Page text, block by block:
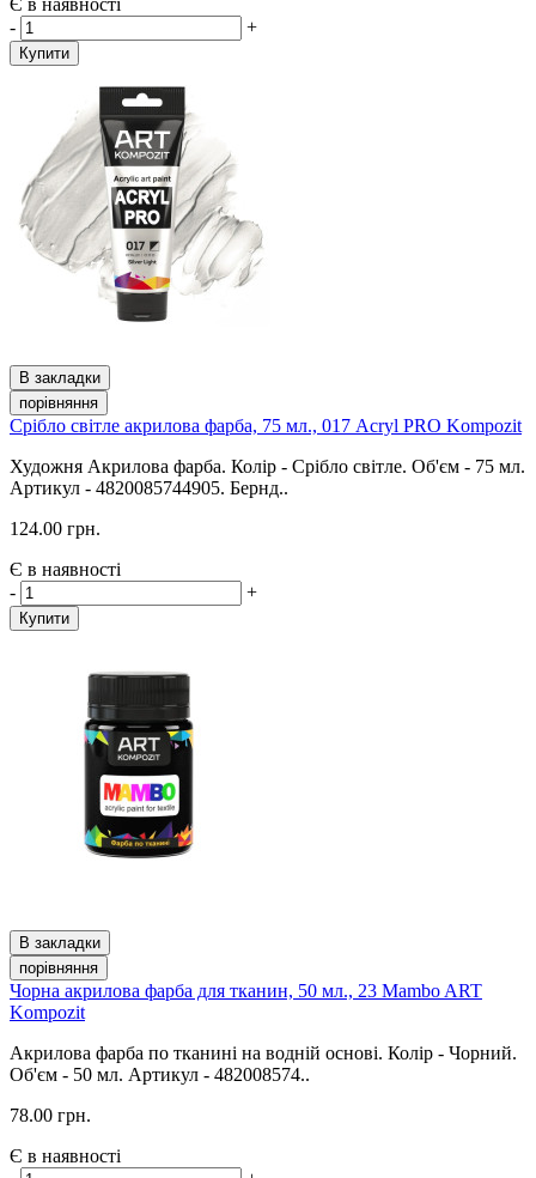
Є в наявності
-
+
Купити
В закладки
порівняння
Срібло світле акрилова фарба, 75 мл., 017 Acryl PRO Kompozit
Художня Акрилова фарба. Колір - Срібло світле. Об'єм - 75 мл.
Артикул - 4820085744905. Бернд..
124.00 грн.
Є в наявності
-
+
Купити
В закладки
порівняння
Чорна акрилова фарба для тканин, 50 мл., 23 Mambo ART
Kompozit
Акрилова фарба по тканині на водній основі. Колір - Чорний.
Об'єм - 50 мл. Артикул - 482008574..
78.00 грн.
Є в наявності